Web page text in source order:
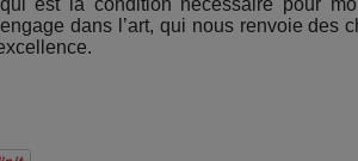
est la condition nécessaire pour
dans l’art, qui nous renvoie des